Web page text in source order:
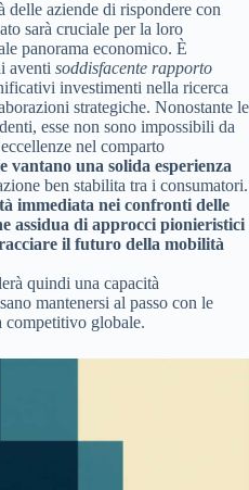
aziende di rispondere con
sarà cruciale per la loro
panorama economico. È
aventi soddisfacente rapporto
investimenti nella ricerca
strategiche. Nonostante le
esse non sono impossibili da
nel comparto
vantano una solida esperienza
ben stabilita tra i consumatori.
immediata nei confronti delle
assidua di approcci pionieristici
il futuro della mobilità
quindi una capacità
mantenersi al passo con le
competitivo globale.